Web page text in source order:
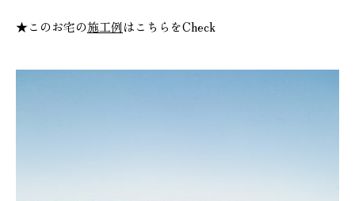
★このお宅の施工例はこちらをCheck